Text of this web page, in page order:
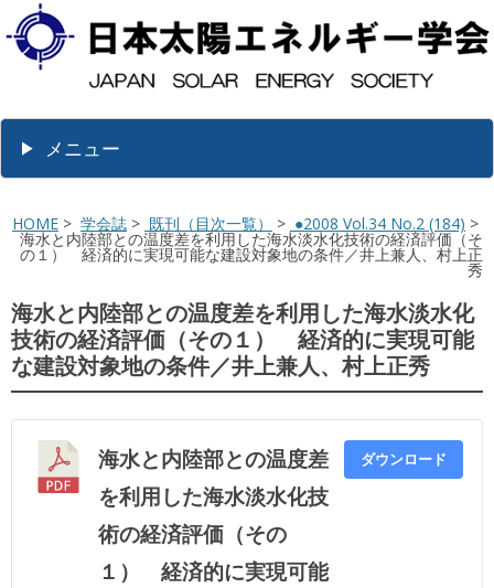
メニュー
HOME > 学会誌 > 既刊（目次一覧） > ●2008 Vol.34 No.2 (184) >
海水と内陸部との温度差を利用した海水淡水化技術の経済評価（そ
の１） 経済的に実現可能な建設対象地の条件／井上兼人、村上正
秀
海水と内陸部との温度差を利用した海水淡水化
技術の経済評価（その１） 経済的に実現可能
な建設対象地の条件／井上兼人、村上正秀
海水と内陸部との温度差
を利用した海水淡水化技
術の経済評価（その
１） 経済的に実現可能
ダウンロード